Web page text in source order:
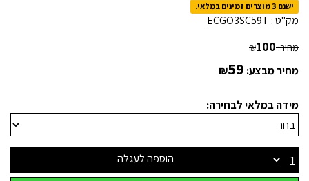
ישנם 3 מוצרים זמינים במלאי.
מק"ט : ECGO3SC59T
מחיר: ₪100
מחיר מבצע: ₪59
מידה במלאי לבחירה:
הוספה לעגלה